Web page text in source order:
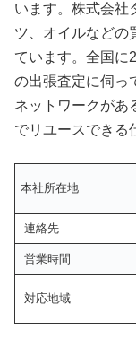
います。株式会社
ツ、オイルなどの
ています。全国に
の出張査定に伺っ
ネットワークがあ
でリユースできる
本社所在地
連絡先
営業時間
対応地域